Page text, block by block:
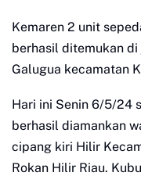
Kemaren 2 unit
berhasil ditemukan di
Galugua kecamatan
Hari ini Senin 6/5/24
berhasil diamankan
cipang kiri Hilir
Rokan Hilir Riau.